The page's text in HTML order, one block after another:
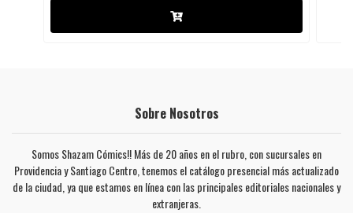
Sobre Nosotros
Somos Shazam Cómics!! Más de 20 años en el rubro, con sucursales en
Providencia y Santiago Centro, tenemos el catálogo presencial más actualizado
de la ciudad, ya que estamos en línea con las principales editoriales nacionales y
extranjeras.